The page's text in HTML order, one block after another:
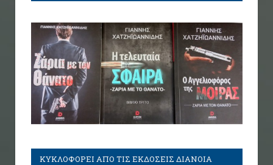
ΚΥΚΛΟΦΟΡΕΙ ΑΠΟ ΤΙΣ ΕΚΔΟΣΕΙΣ ΔΙΑΝΟΙΑ